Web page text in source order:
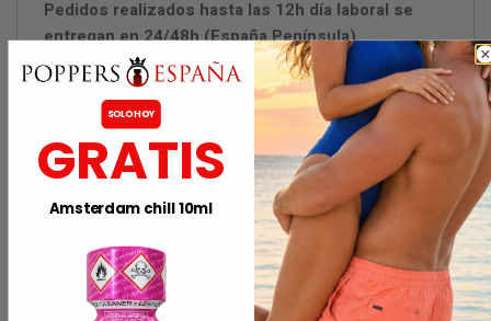
Pedidos realizados hasta las 12h día laboral se
entregan en 24/48h (España Península)
Embalaje discreto
DETALLES DEL PRODUCTO
ReferenciaARBPDI61UK
SOLO HOY
GRATIS
Amsterdam chill 10ml